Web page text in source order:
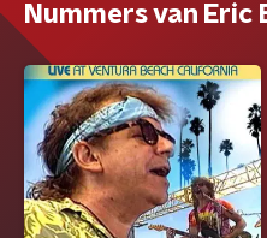
Nummers van Eric